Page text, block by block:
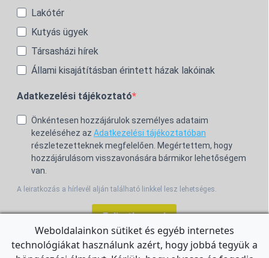
Lakótér
Kutyás ügyek
Társasházi hírek
Állami kisajátításban érintett házak lakóinak
Adatkezelési tájékoztató
Önkéntesen hozzájárulok személyes adataim
kezeléséhez az Adatkezelési tájékoztatóban
részletezetteknek megfelelően. Megértettem, hogy
hozzájárulásom visszavonására bármikor lehetőségem
van.
A leiratkozás a hírlevél alján található linkkel lesz lehetséges.
Feliratkozom!
Weboldalainkon sütiket és egyéb internetes
technológiákat használunk azért, hogy jobbá tegyük a